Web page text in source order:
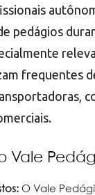
pedágios
frequentes
Vale
O Vale